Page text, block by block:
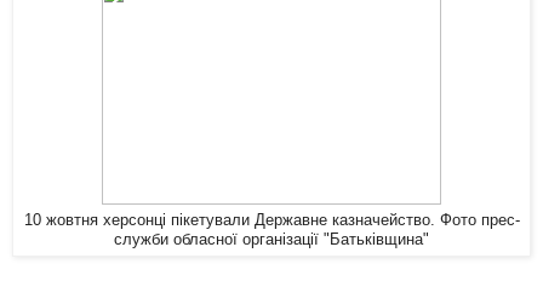
10 жовтня херсонці пікетували Державне казначейство. Фото прес-
служби обласної організації "Батьківщина"